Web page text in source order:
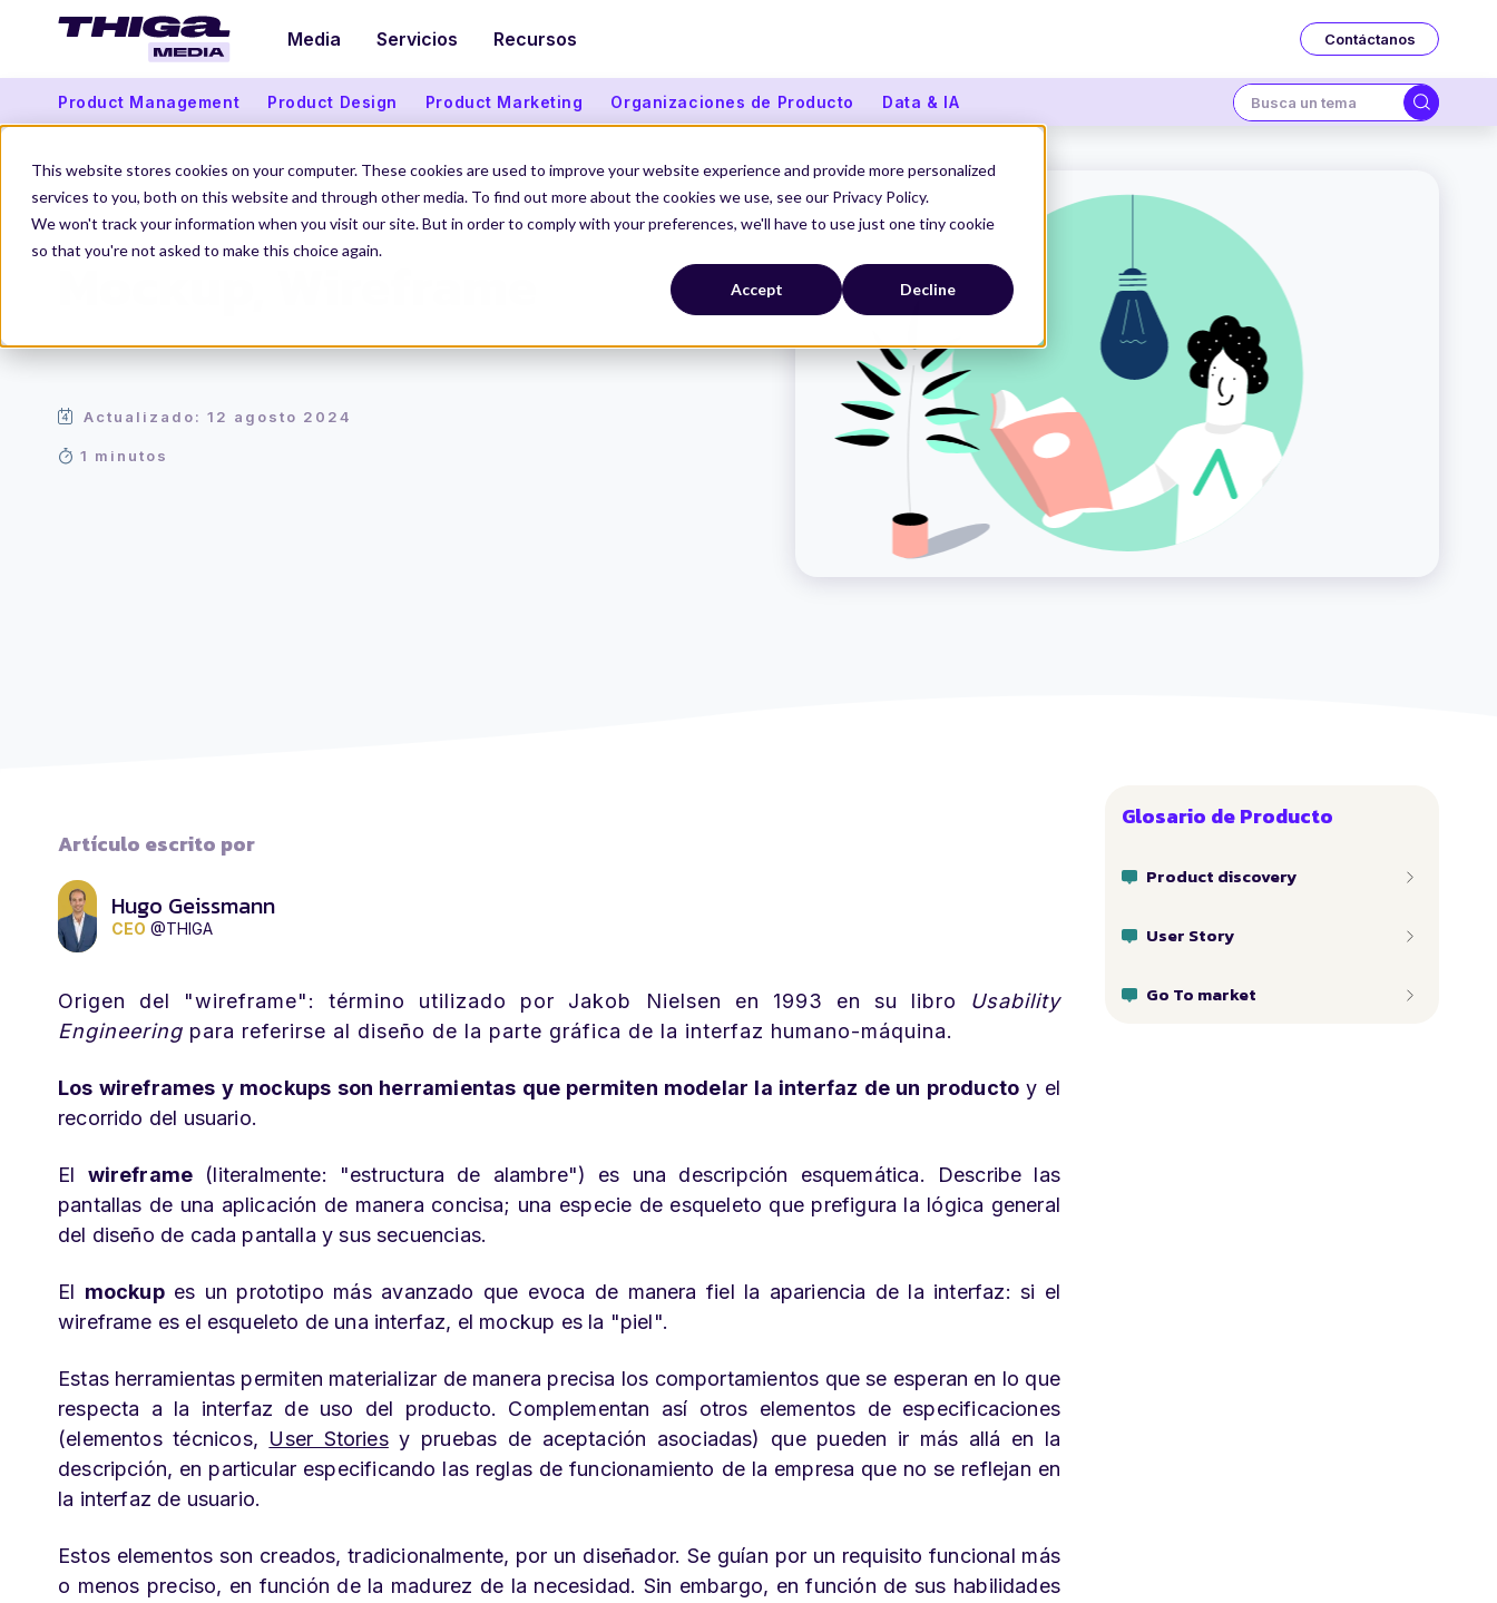
This website stores cookies on your computer. These cookies are used to improve your website experience and provide more personalized
services to you, both on this website and through other media. To find out more about the cookies we use, see our Privacy Policy.
We won't track your information when you visit our site. But in order to comply with your preferences, we'll have to use just one tiny cookie
so that you're not asked to make this choice again.
Accept Decline
Media Servicios Recursos Contáctanos
Product Management Product Design Product Marketing Organizaciones de Producto Data & IA
Thiga Media Mockup, Wireframe
Mockup, Wireframe
Actualizado: 12 agosto 2024
1 minutos
Artículo escrito por
Hugo Geissmann
CEO @THIGA
Origen del "wireframe": término utilizado por Jakob Nielsen en 1993 en su libro Usability
Engineering para referirse al diseño de la parte gráfica de la interfaz humano-máquina.
Los wireframes y mockups son herramientas que permiten modelar la interfaz de un producto y el
recorrido del usuario.
El wireframe (literalmente: "estructura de alambre") es una descripción esquemática. Describe las
pantallas de una aplicación de manera concisa; una especie de esqueleto que prefigura la lógica general
del diseño de cada pantalla y sus secuencias.
El mockupes un prototipo más avanzado que evoca de manera fiel la apariencia de la interfaz: si el
wireframe es el esqueleto de una interfaz, el mockup es la "piel".
Estas herramientas permiten materializar de manera precisa los comportamientos que se esperan en lo que
respecta a la interfaz de uso del producto. Complementan así otros elementos de especificaciones
(elementos técnicos, User Storiesy pruebas de aceptación asociadas) que pueden ir más allá en la
descripción, en particular especificando las reglas de funcionamiento de la empresa que no se reflejan en
la interfaz de usuario.
Estos elementos son creados, tradicionalmente, por un diseñador. Se guían por un requisito funcional más
o menos preciso, en función de la madurez de la necesidad. Sin embargo, en función de sus habilidades
Glosario de Producto
Product discovery
User Story
Go To market